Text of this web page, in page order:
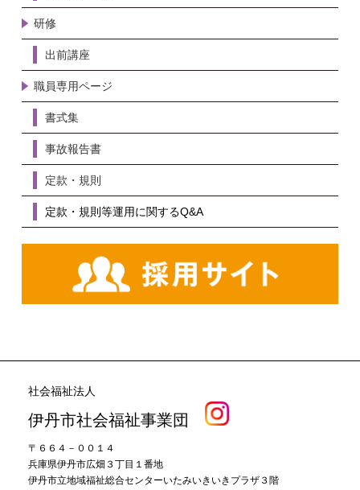
研修
出前講座
職員専用ページ
書式集
事故報告書
定款・規則
定款・規則等運用に関するQ&A
社会福祉法人
伊丹市社会福祉事業団
〒６６４－００１４
兵庫県伊丹市広畑３丁目１番地
伊丹市立地域福祉総合センターいたみいきいきプラザ３階